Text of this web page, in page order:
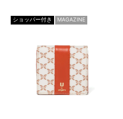
ショッパー付き MAGAZINE